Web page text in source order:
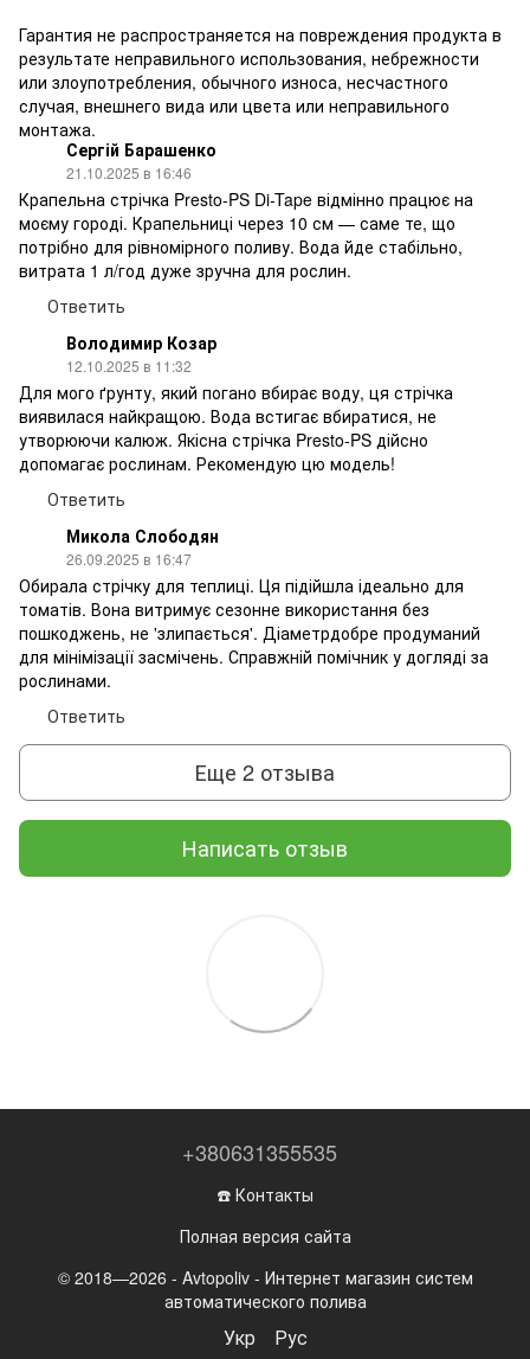
Гарантия не распространяется на повреждения продукта в
результате неправильного использования, небрежности
или злоупотребления, обычного износа, несчастного
случая, внешнего вида или цвета или неправильного
монтажа.
Сергій Барашенко
21.10.2025 в 16:46
Крапельна стрічка Presto-PS Di-Tape відмінно працює на
моєму городі. Крапельниці через 10 см — саме те, що
потрібно для рівномірного поливу. Вода йде стабільно,
витрата 1 л/год дуже зручна для рослин.
Ответить
Володимир Козар
12.10.2025 в 11:32
Для мого ґрунту, який погано вбирає воду, ця стрічка
виявилася найкращою. Вода встигає вбиратися, не
утворюючи калюж. Якісна стрічка Presto-PS дійсно
допомагає рослинам. Рекомендую цю модель!
Ответить
Микола Слободян
26.09.2025 в 16:47
Обирала стрічку для теплиці. Ця підійшла ідеально для
томатів. Вона витримує сезонне використання без
пошкоджень, не 'злипається'. Діаметрдобре продуманий
для мінімізації засмічень. Справжній помічник у догляді за
рослинами.
Ответить
Еще 2 отзыва
Написать отзыв
+380631355535
☎️ Контакты
Полная версия сайта
© 2018—2026 - Avtopoliv - Интернет магазин систем
автоматического полива
Укр Рус